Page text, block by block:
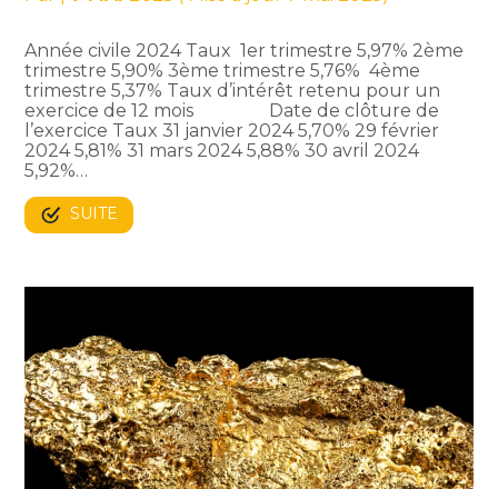
Année civile 2024 Taux 1er trimestre 5,97% 2ème
trimestre 5,90% 3ème trimestre 5,76% 4ème
trimestre 5,37% Taux d’intérêt retenu pour un
exercice de 12 mois Date de clôture de
l’exercice Taux 31 janvier 2024 5,70% 29 février
2024 5,81% 31 mars 2024 5,88% 30 avril 2024
5,92%…
SUITE